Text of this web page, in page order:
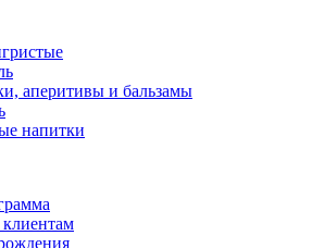
аперитивы и бальзамы
напитки